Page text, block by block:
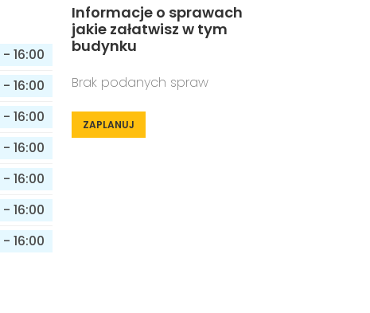
- 16:00
- 16:00
- 16:00
- 16:00
- 16:00
- 16:00
- 16:00
Informacje o sprawach
jakie załatwisz w tym
budynku
Brak podanych spraw
ZAPLANUJ